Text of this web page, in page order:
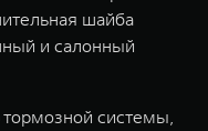
шайба
и салонный
системы,